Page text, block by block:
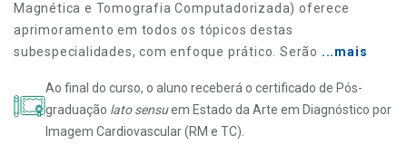
Magnética e Tomografia Computadorizada) oferece
aprimoramento em todos os tópicos destas
subespecialidades, com enfoque prático. Serão ...mais
Ao final do curso, o aluno receberá o certificado de Pós-
graduação lato sensuem Estado da Arte em Diagnóstico por
Imagem Cardiovascular (RM e TC).